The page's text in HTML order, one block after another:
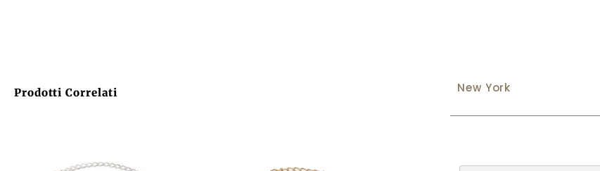
Prodotti Correlati New York